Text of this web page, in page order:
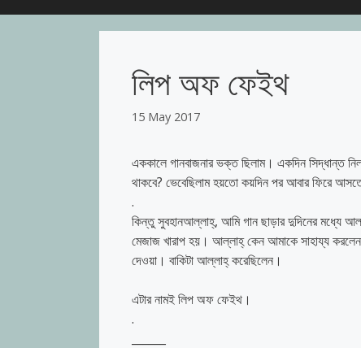
লিপ অফ ফেইথ
15 May 2017
এককালে গানবাজনার ভক্ত ছিলাম। একদিন সিদ্ধান্ত
থাকবে? ভেবেছিলাম হয়তো কয়দিন পর আবার ফিরে
.
কিন্তু সুবহানআল্লাহ্‌, আমি গান ছাড়ার দুদিনের মধ্যে
মেজাজ খারাপ হয়। আল্লাহ্‌ কেন আমাকে সাহায্য
দেওয়া। বাকিটা আল্লাহ্‌ করেছিলেন।
এটার নামই লিপ অফ ফেইথ।
.